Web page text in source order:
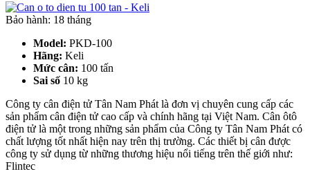
Bảo hành: 18 tháng
Model: PKD-100
Hãng: Keli
Mức cân: 100 tấn
Sai số 10 kg
Công ty cân điện tử Tân Nam Phát là đơn vị chuyên cung cấp các
sản phẩm cân điện tử cao cấp và chính hãng tại Việt Nam. Cân ôtô
điện tử là một trong những sản phẩm của Công ty Tân Nam Phát có
chất lượng tốt nhất hiện nay trên thị trường. Các thiết bị cân được
công ty sử dụng từ những thương hiệu nổi tiếng trên thế giới như:
Flintec